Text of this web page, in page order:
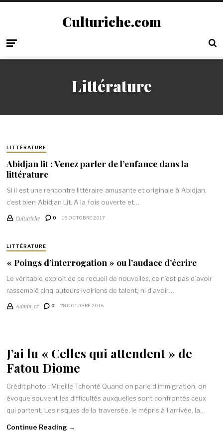
Culturiche.com
Littérature
LITTÉRATURE
Abidjan lit : Venez parler de l’enfance dans la
littérature
Si il est une rencontre littéraire amusante et originale à Abidjan,
c’est bien Abidjan Lit. A la fois ouverte et…
Culturiche 0 15 OCTOBRE 2017
LITTÉRATURE
« Poings d’interrogation » ou l’audace d’écrire
Le véritable exploit de ce recueil de nouvelles, ce n’est pas d’avoir
rassemblé cinq auteurs ivoiriens de talent, ni d’avoir…
Admin_cr 0 28 OCTOBRE 2016
J’ai lu « Celles qui attendent » de
Fatou Diome
Crédit photo : Mireille Tchonté Quand on parle d’immigration, on
évoque souvent les difficultés auxquelles sont confrontés ceux
qui partent. Les risques de la traversée, le mépris à l’arrivée, la…
Continue Reading →